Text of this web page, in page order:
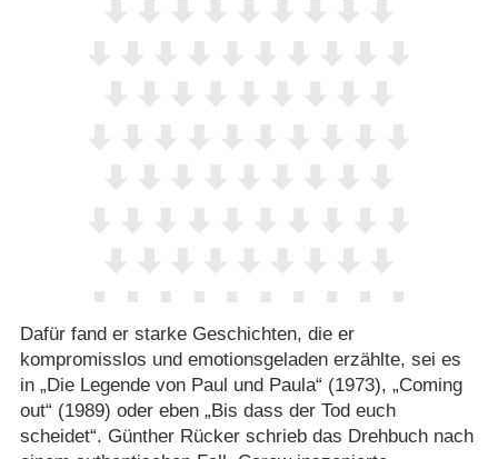
Dafür fand er starke Geschichten, die er
kompromisslos und emotionsgeladen erzählte, sei es
in „Die Legende von Paul und Paula“ (1973), „Coming
out“ (1989) oder eben „Bis dass der Tod euch
scheidet“. Günther Rücker schrieb das Drehbuch nach